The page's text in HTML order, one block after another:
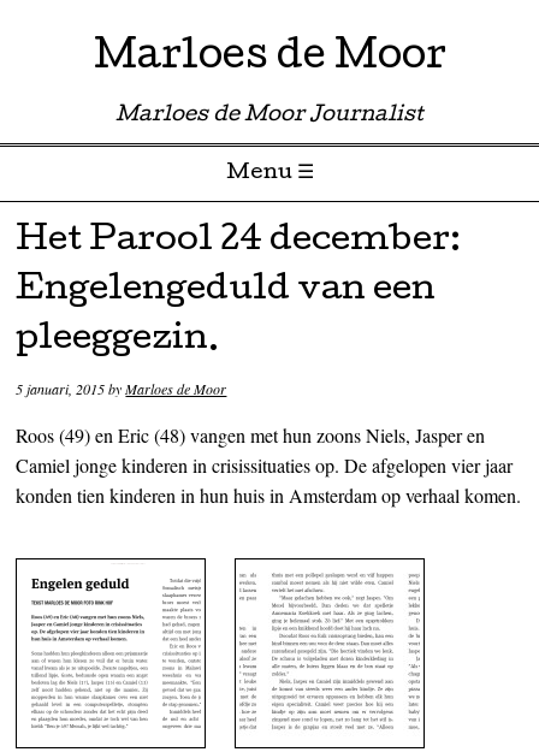
Marloes de Moor
Marloes de Moor Journalist
Menu ☰
Skip to content
Het Parool 24 december:
Engelengeduld van een
pleeggezin.
5 januari, 2015byMarloes de Moor
Roos (49) en Eric (48) vangen met hun zoons Niels, Jasper en
Camiel jonge kinderen in crisissituaties op. De afgelopen vier jaar
konden tien kinderen in hun huis in Amsterdam op verhaal komen.